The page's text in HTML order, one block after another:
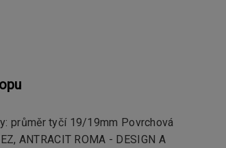
průměr tyčí 19/19mm Povrchová
ANTRACIT ROMA - DESIGN A